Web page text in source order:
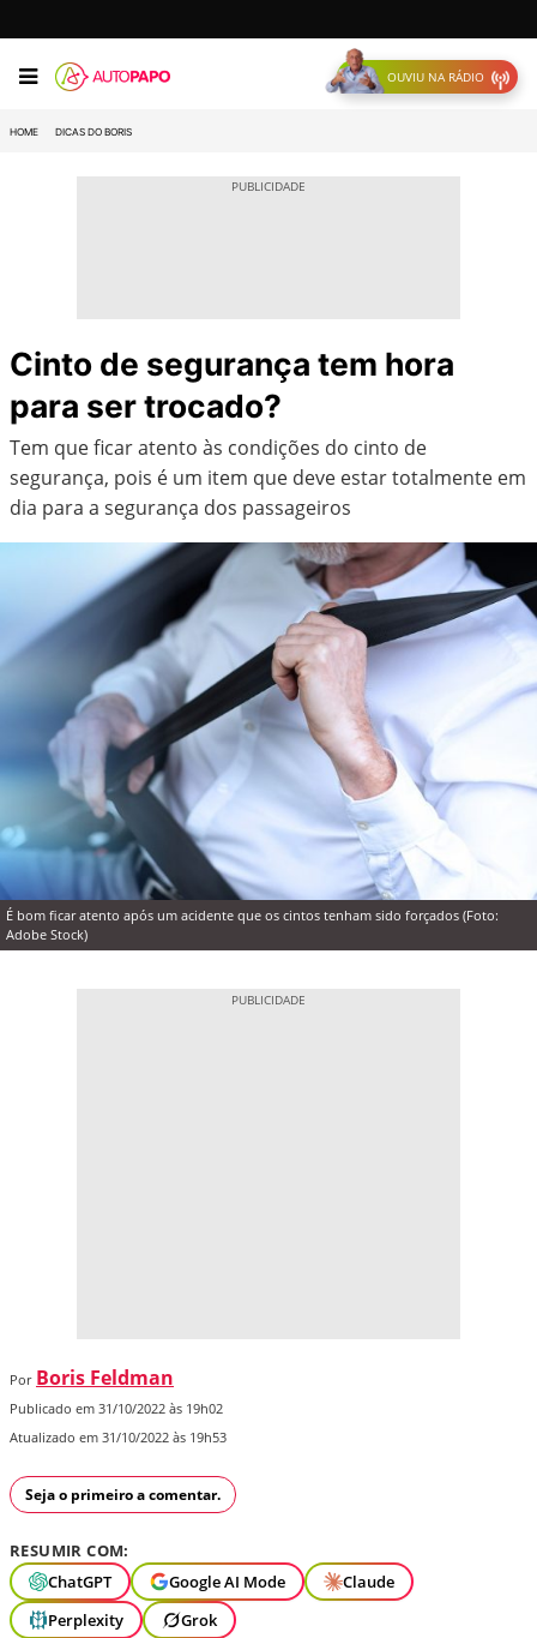
OUVIU NA RÁDIO
HOME DICAS DO BORIS
Cinto de segurança tem hora
para ser trocado?
Tem que ficar atento às condições do cinto de
segurança, pois é um item que deve estar totalmente em
dia para a segurança dos passageiros
É bom ficar atento após um acidente que os cintos tenham sido forçados (Foto:
Adobe Stock)
Por Boris Feldman
Publicado em 31/10/2022 às 19h02
Atualizado em 31/10/2022 às 19h53
Seja o primeiro a comentar.
RESUMIR COM:
ChatGPT
Google AI Mode
Claude
Perplexity
Grok